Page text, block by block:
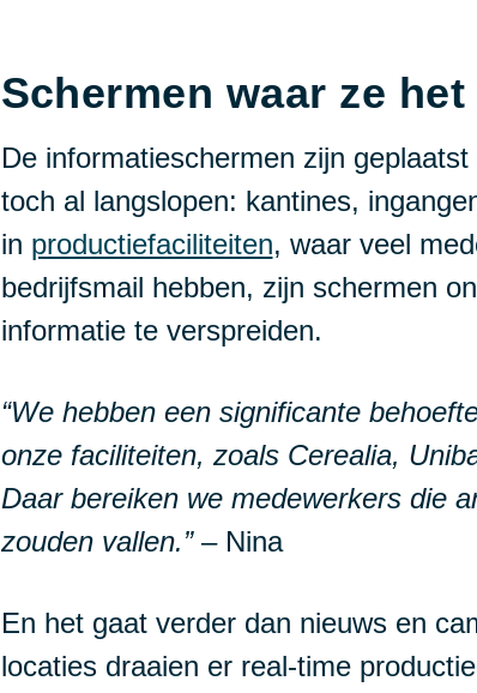
Schermen waar ze
De informatieschermen zijn
toch al langslopen: kantines,
in productiefaciliteiten, waar veel
bedrijfsmail hebben, zijn schermen
informatie te verspreiden.
“We hebben een significante
onze faciliteiten, zoals Cerealia,
Daar bereiken we medewerkers die
zouden vallen.”– Nina
En het gaat verder dan nieuws en
locaties draaien er real-time